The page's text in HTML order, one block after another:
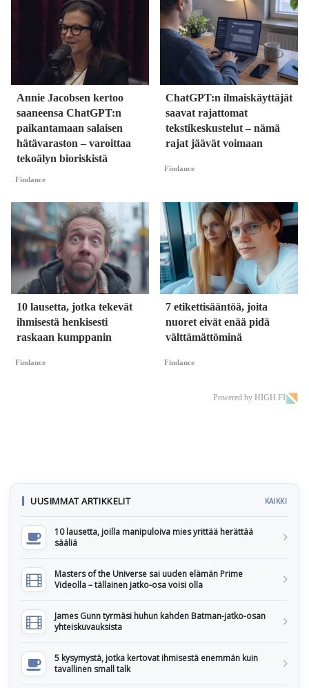
Annie Jacobsen kertoo
saaneensa ChatGPT:n
paikantamaan salaisen
hätävaraston – varoittaa
tekoälyn bioriskistä
Findance
ChatGPT:n ilmaiskäyttäjät
saavat rajattomat
tekstikeskustelut – nämä
rajat jäävät voimaan
Findance
10 lausetta, jotka tekevät
ihmisestä henkisesti
raskaan kumppanin
Findance
7 etikettisääntöä, joita
nuoret eivät enää pidä
välttämättöminä
Findance
Powered by HIGH.FI
UUSIMMAT ARTIKKELIT KAIKKI
10 lausetta, joilla manipuloiva mies yrittää herättää
sääliä
Masters of the Universe sai uuden elämän Prime
Videolla – tällainen jatko-osa voisi olla
James Gunn tyrmäsi huhun kahden Batman-jatko-osan
yhteiskuvauksista
5 kysymystä, jotka kertovat ihmisestä enemmän kuin
tavallinen small talk